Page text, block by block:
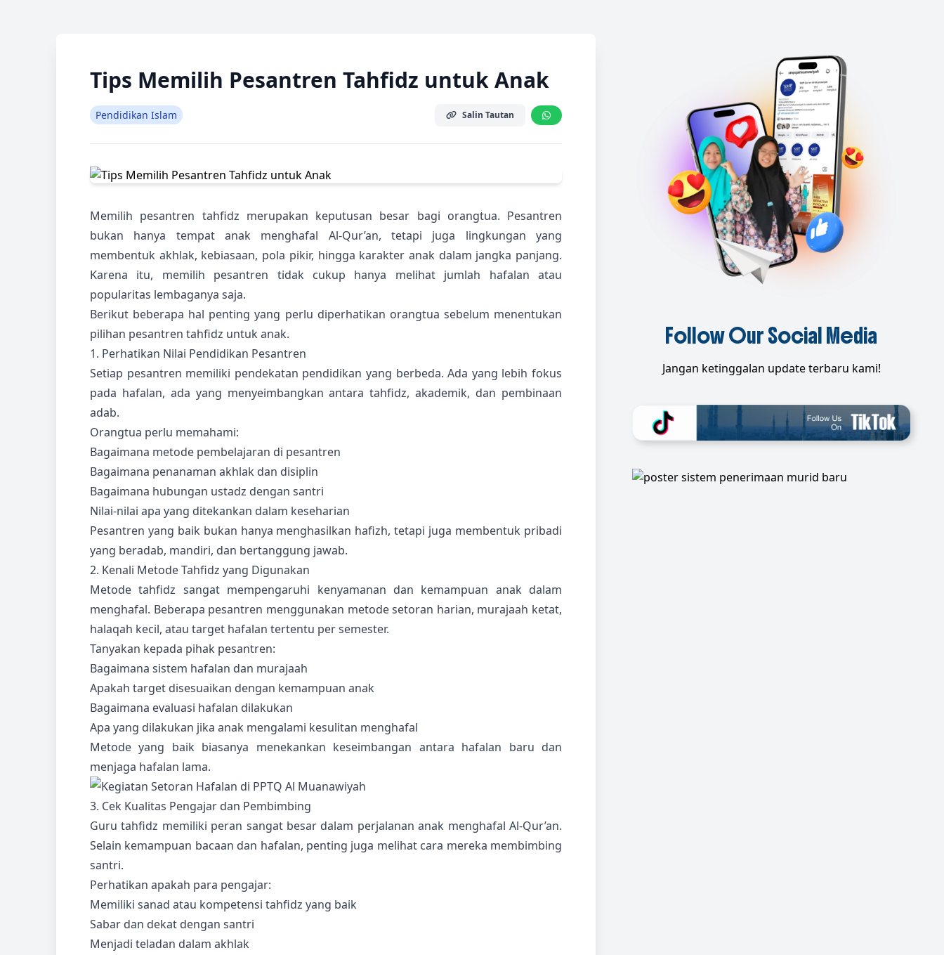
Tips Memilih Pesantren Tahfidz untuk Anak
Pendidikan Islam Salin Tautan
Memilih pesantren tahfidz merupakan keputusan besar bagi orangtua. Pesantren
bukan hanya tempat anak menghafal Al-Qur’an, tetapi juga lingkungan yang
membentuk akhlak, kebiasaan, pola pikir, hingga karakter anak dalam jangka panjang.
Karena itu, memilih pesantren tidak cukup hanya melihat jumlah hafalan atau
popularitas lembaganya saja.
Berikut beberapa hal penting yang perlu diperhatikan orangtua sebelum menentukan
pilihan pesantren tahfidz untuk anak.
1. Perhatikan Nilai Pendidikan Pesantren
Setiap pesantren memiliki pendekatan pendidikan yang berbeda. Ada yang lebih fokus
pada hafalan, ada yang menyeimbangkan antara tahfidz, akademik, dan pembinaan
adab.
Orangtua perlu memahami:
Bagaimana metode pembelajaran di pesantren
Bagaimana penanaman akhlak dan disiplin
Bagaimana hubungan ustadz dengan santri
Nilai-nilai apa yang ditekankan dalam keseharian
Pesantren yang baik bukan hanya menghasilkan hafizh, tetapi juga membentuk pribadi
yang beradab, mandiri, dan bertanggung jawab.
2. Kenali Metode Tahfidz yang Digunakan
Metode tahfidz sangat mempengaruhi kenyamanan dan kemampuan anak dalam
menghafal. Beberapa pesantren menggunakan metode setoran harian, murajaah ketat,
halaqah kecil, atau target hafalan tertentu per semester.
Tanyakan kepada pihak pesantren:
Bagaimana sistem hafalan dan murajaah
Apakah target disesuaikan dengan kemampuan anak
Bagaimana evaluasi hafalan dilakukan
Apa yang dilakukan jika anak mengalami kesulitan menghafal
Metode yang baik biasanya menekankan keseimbangan antara hafalan baru dan
menjaga hafalan lama.
3. Cek Kualitas Pengajar dan Pembimbing
Guru tahfidz memiliki peran sangat besar dalam perjalanan anak menghafal Al-Qur’an.
Selain kemampuan bacaan dan hafalan, penting juga melihat cara mereka membimbing
santri.
Perhatikan apakah para pengajar:
Memiliki sanad atau kompetensi tahfidz yang baik
Sabar dan dekat dengan santri
Menjadi teladan dalam akhlak
Follow Our Social Media
Jangan ketinggalan update terbaru kami!